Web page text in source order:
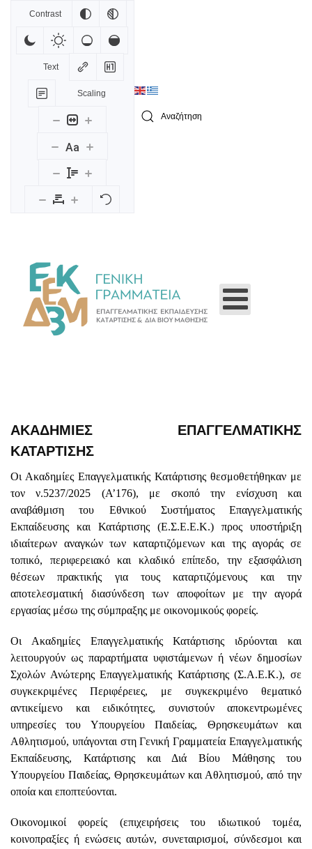
Skip to main content
Contrast
Text
Scaling
Aa
ΑΚΑΔΗΜΙΕΣ ΕΠΑΓΓΕΛΜΑΤΙΚΗΣ
ΚΑΤΑΡΤΙΣΗΣ
Οι Ακαδημίες Επαγγελματικής Κατάρτισης θεσμοθετήθηκαν με
τον ν.5237/2025 (Α’176), με σκοπό την ενίσχυση και
αναβάθμιση του Εθνικού Συστήματος Επαγγελματικής
Εκπαίδευσης και Κατάρτισης (Ε.Σ.Ε.Ε.Κ.) προς υποστήριξη
ιδιαίτερων αναγκών των καταρτιζόμενων και της αγοράς σε
τοπικό, περιφερειακό και κλαδικό επίπεδο, την εξασφάλιση
θέσεων πρακτικής για τους καταρτιζόμενους και την
αποτελεσματική διασύνδεση των αποφοίτων με την αγορά
εργασίας μέσω της σύμπραξης με οικονομικούς φορείς.
Οι Ακαδημίες Επαγγελματικής Κατάρτισης ιδρύονται και
λειτουργούν ως παραρτήματα υφιστάμενων ή νέων δημοσίων
Σχολών Ανώτερης Επαγγελματικής Κατάρτισης (Σ.Α.Ε.Κ.), σε
συγκεκριμένες Περιφέρειες, με συγκεκριμένο θεματικό
αντικείμενο και ειδικότητες, συνιστούν αποκεντρωμένες
υπηρεσίες του Υπουργείου Παιδείας, Θρησκευμάτων και
Αθλητισμού, υπάγονται στη Γενική Γραμματεία Επαγγελματικής
Εκπαίδευσης, Κατάρτισης και Διά Βίου Μάθησης του
Υπουργείου Παιδείας, Θρησκευμάτων και Αθλητισμού, από την
οποία και εποπτεύονται.
Οικονομικοί φορείς (επιχειρήσεις του ιδιωτικού τομέα,
κοινοπραξίες ή ενώσεις αυτών, συνεταιρισμοί, σύνδεσμοι και